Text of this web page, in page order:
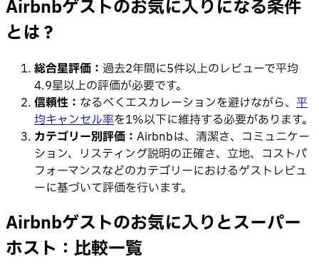
Airbnbゲストのお気に入りになる条件
とは？
総合星評価： 過去2年間に5件以上のレビューで平均
4.9星以上の評価が必要です。
信頼性： なるべくエスカレーションを避けながら、 平
均キャンセル率を1%以下に維持する必要があります。
カテゴリー別評価： Airbnbは、清潔さ、コミュニケー
ション、リスティング説明の正確さ、立地、コストパ
フォーマンスなどのカテゴリーにおけるゲストレビュ
ーに基づいて評価を行います。
Airbnbゲストのお気に入りとスーパー
ホスト：比較一覧